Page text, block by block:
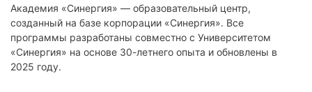
Академия «Синергия» — образовательный центр,
созданный на базе корпорации «Синергия». Все
программы разработаны совместно с Университетом
«Синергия» на основе 30-летнего опыта и обновлены в
2025 году.